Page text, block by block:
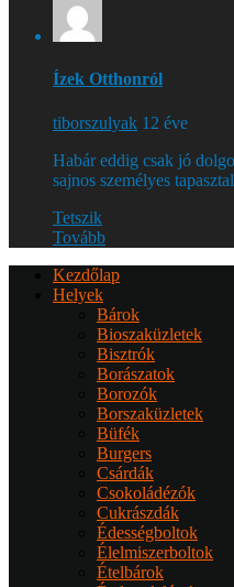
Ízek Otthonról
tiborszulyak 12 éve
Habár eddig csak jó
sajnos személyes
Tetszik
Tovább
Kezdőlap
Helyek
Bárok
Bioszaküzletek
Bisztrók
Borászatok
Borozók
Borszaküzletek
Büfék
Burgers
Csárdák
Csokoládézók
Cukrászdák
Édességboltok
Élelmiszerboltok
Ételbárok